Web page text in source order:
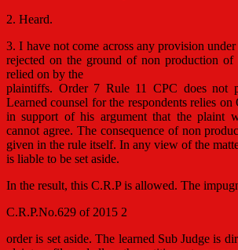
2. Heard.
3. I have not come across any provision
rejected on the ground of non production of
relied on by the
plaintiffs. Order 7 Rule 11 CPC does not
Learned counsel for the respondents relies
in support of his argument that the plaint
cannot agree. The consequence of non
given in the rule itself. In any view of the
is liable to be set aside.
In the result, this C.R.P is allowed. The
C.R.P.No.629 of 2015 2
order is set aside. The learned Sub Judge is